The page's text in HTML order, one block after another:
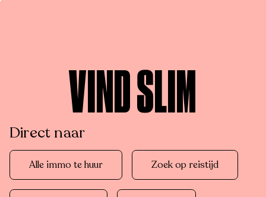
VIND SLIM
Direct naar
Alle immo te huur Zoek op reistijd